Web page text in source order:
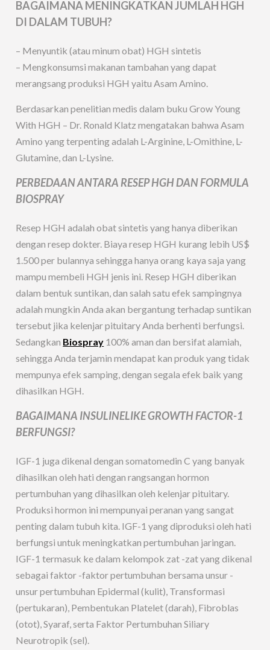
BAGAIMANA MENINGKATKAN JUMLAH HGH
DI DALAM TUBUH?
– Menyuntik (atau minum obat) HGH sintetis
– Mengkonsumsi makanan tambahan yang dapat
merangsang produksi HGH yaitu Asam Amino.
Berdasarkan penelitian medis dalam buku Grow Young
With HGH – Dr. Ronald Klatz mengatakan bahwa Asam
Amino yang terpenting adalah L-Arginine, L-Omithine, L-
Glutamine, dan L-Lysine.
PERBEDAAN ANTARA RESEP HGH DAN FORMULA
BIOSPRAY
Resep HGH adalah obat sintetis yang hanya diberikan
dengan resep dokter. Biaya resep HGH kurang lebih US$
1.500 per bulannya sehingga hanya orang kaya saja yang
mampu membeli HGH jenis ini. Resep HGH diberikan
dalam bentuk suntikan, dan salah satu efek sampingnya
adalah mungkin Anda akan bergantung terhadap suntikan
tersebut jika kelenjar pituitary Anda berhenti berfungsi.
Sedangkan Biospray 100% aman dan bersifat alamiah,
sehingga Anda terjamin mendapat kan produk yang tidak
mempunya efek samping, dengan segala efek baik yang
dihasilkan HGH.
BAGAIMANA INSULINELIKE GROWTH FACTOR-1
BERFUNGSI?
IGF-1 juga dikenal dengan somatomedin C yang banyak
dihasilkan oleh hati dengan rangsangan hormon
pertumbuhan yang dihasilkan oleh kelenjar pituitary.
Produksi hormon ini mempunyai peranan yang sangat
penting dalam tubuh kita. IGF-1 yang diproduksi oleh hati
berfungsi untuk meningkatkan pertumbuhan jaringan.
IGF-1 termasuk ke dalam kelompok zat -zat yang dikenal
sebagai faktor -faktor pertumbuhan bersama unsur -
unsur pertumbuhan Epidermal (kulit), Transformasi
(pertukaran), Pembentukan Platelet (darah), Fibroblas
(otot), Syaraf, serta Faktor Pertumbuhan Siliary
Neurotropik (sel).